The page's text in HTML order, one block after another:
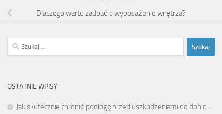
Dlaczego warto zadbać o wyposażenie wnętrza?
Szukaj:
OSTATNIE WPISY
Jak skutecznie chronić podłogę przed uszkodzeniami od donic –